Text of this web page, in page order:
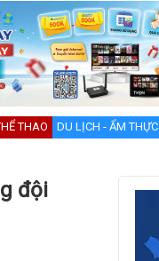
THAO DU LỊCH - ẨM THỰC
đội